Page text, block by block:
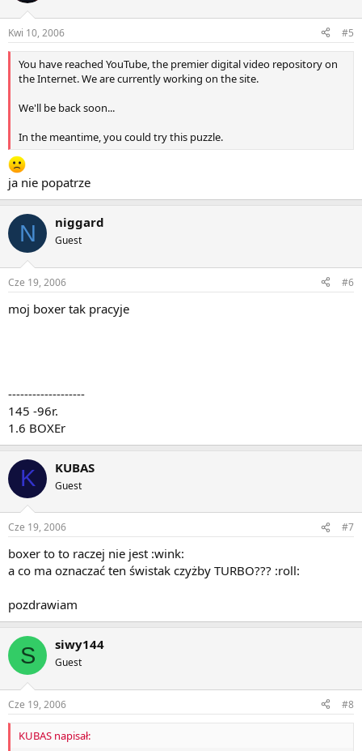
Kwi 10, 2006 #5
You have reached YouTube, the premier digital video repository on
the Internet. We are currently working on the site.
We'll be back soon...
In the meantime, you could try this puzzle.
ja nie popatrze
N niggard
Guest
Cze 19, 2006 #6
moj boxer tak pracyje
-------------------
145 -96r.
1.6 BOXEr
K KUBAS
Guest
Cze 19, 2006 #7
boxer to to raczej nie jest :wink:
a co ma oznaczać ten świstak czyżby TURBO??? :roll:
pozdrawiam
S siwy144
Guest
Cze 19, 2006 #8
KUBAS napisał: